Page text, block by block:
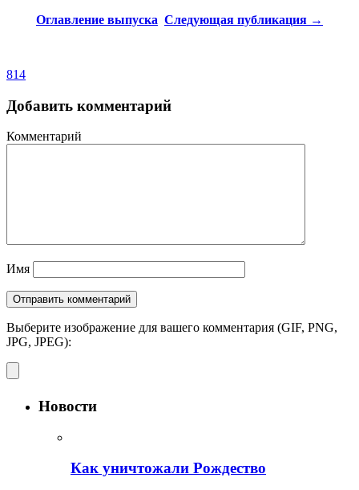
Оглавление выпуска Следующая публикация →
814
Добавить комментарий
Комментарий
Имя
Выберите изображение для вашего комментария (GIF, PNG,
JPG, JPEG):
Новости
Как уничтожали Рождество